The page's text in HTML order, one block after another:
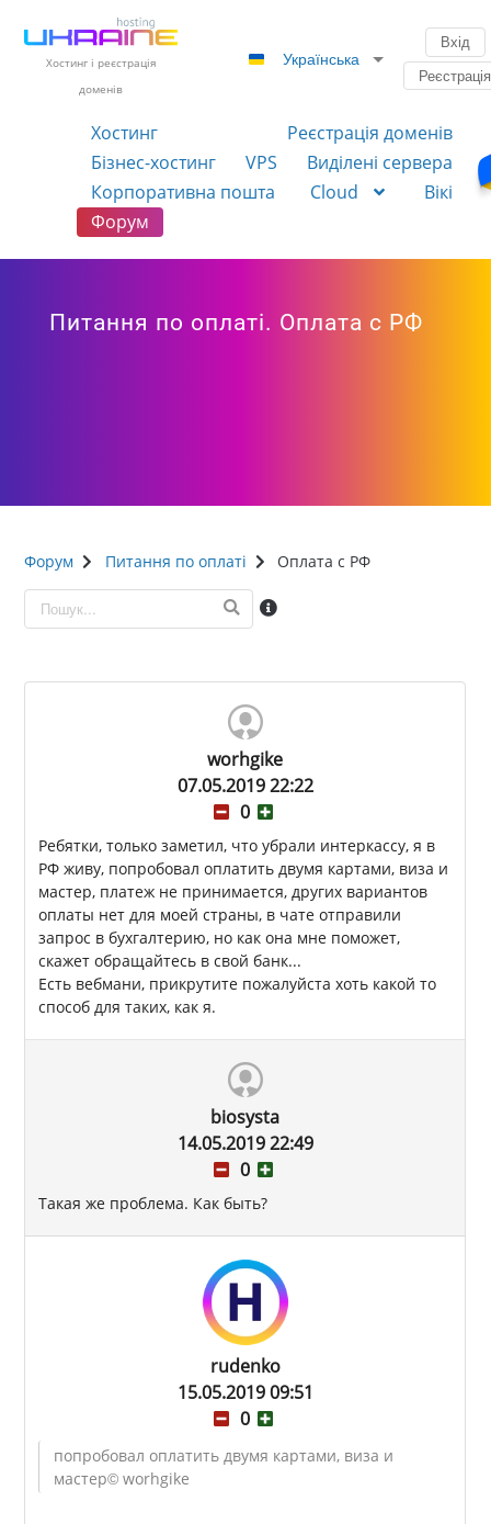
Хостинг і реєстрація
доменів
Українська
Вхід
Реєстрація
Хостинг
Реєстрація доменів
Бізнес-хостинг
VPS
Виділені сервера
Корпоративна пошта
Cloud
Вікі
Форум
Питання по оплаті. Оплата с РФ
Форум Питання по оплаті Оплата с РФ
worhgike
07.05.2019 22:22
0
Ребятки, только заметил, что убрали интеркассу, я в
РФ живу, попробовал оплатить двумя картами, виза и
мастер, платеж не принимается, других вариантов
оплаты нет для моей страны, в чате отправили
запрос в бухгалтерию, но как она мне поможет,
скажет обращайтесь в свой банк...
Есть вебмани, прикрутите пожалуйста хоть какой то
способ для таких, как я.
biosysta
14.05.2019 22:49
0
Такая же проблема. Как быть?
rudenko
15.05.2019 09:51
0
попробовал оплатить двумя картами, виза и
мастер© worhgike